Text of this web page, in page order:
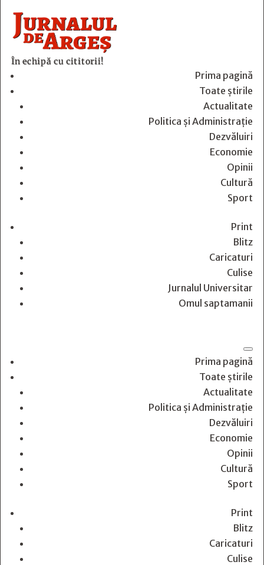
În echipă cu cititorii!
Prima pagină
Toate știrile
Actualitate
Politica și Administrație
Dezvăluiri
Economie
Opinii
Cultură
Sport
Print
Blitz
Caricaturi
Culise
Jurnalul Universitar
Omul saptamanii
Prima pagină
Toate știrile
Actualitate
Politica și Administrație
Dezvăluiri
Economie
Opinii
Cultură
Sport
Print
Blitz
Caricaturi
Culise